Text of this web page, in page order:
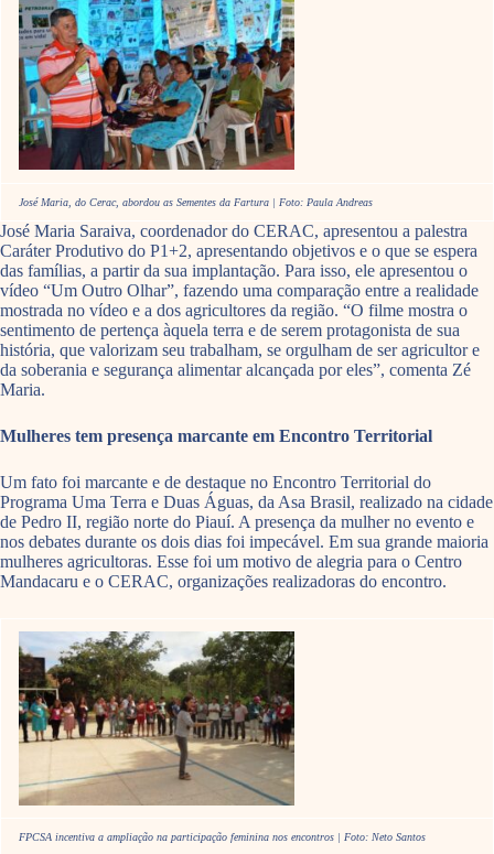
José Maria, do Cerac, abordou as Sementes da Fartura | Foto: Paula Andreas
José Maria Saraiva, coordenador do CERAC, apresentou a palestra
Caráter Produtivo do P1+2, apresentando objetivos e o que se espera
das famílias, a partir da sua implantação. Para isso, ele apresentou o
vídeo “Um Outro Olhar”, fazendo uma comparação entre a realidade
mostrada no vídeo e a dos agricultores da região. “O filme mostra o
sentimento de pertença àquela terra e de serem protagonista de sua
história, que valorizam seu trabalham, se orgulham de ser agricultor e
da soberania e segurança alimentar alcançada por eles”, comenta Zé
Maria.
Mulheres tem presença marcante em Encontro Territorial
Um fato foi marcante e de destaque no Encontro Territorial do
Programa Uma Terra e Duas Águas, da Asa Brasil, realizado na cidade
de Pedro II, região norte do Piauí. A presença da mulher no evento e
nos debates durante os dois dias foi impecável. Em sua grande maioria
mulheres agricultoras. Esse foi um motivo de alegria para o Centro
Mandacaru e o CERAC, organizações realizadoras do encontro.
FPCSA incentiva a ampliação na participação feminina nos encontros | Foto: Neto Santos